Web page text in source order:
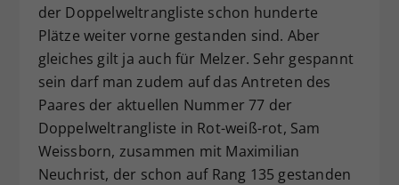
der Doppelweltrangliste schon hunderte
Plätze weiter vorne gestanden sind. Aber
gleiches gilt ja auch für Melzer. Sehr gespannt
sein darf man zudem auf das Antreten des
Paares der aktuellen Nummer 77 der
Doppelweltrangliste in Rot-weiß-rot, Sam
Weissborn, zusammen mit Maximilian
Neuchrist, der schon auf Rang 135 gestanden